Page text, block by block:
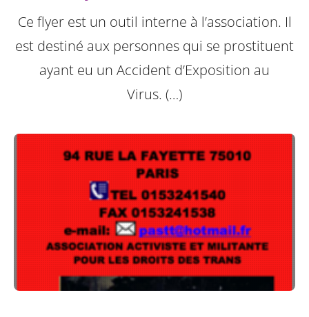
Ce flyer est un outil interne à l’association. Il
est destiné aux personnes qui se prostituent
ayant eu un Accident d’Exposition au
Virus. (…)